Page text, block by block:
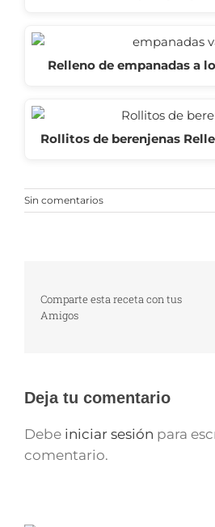
Relleno de empanadas a
Rollitos de berenjenas
Sin comentarios
Comparte esta receta con tus
Amigos
Deja tu comentario
Debe iniciar sesión para
comentario.